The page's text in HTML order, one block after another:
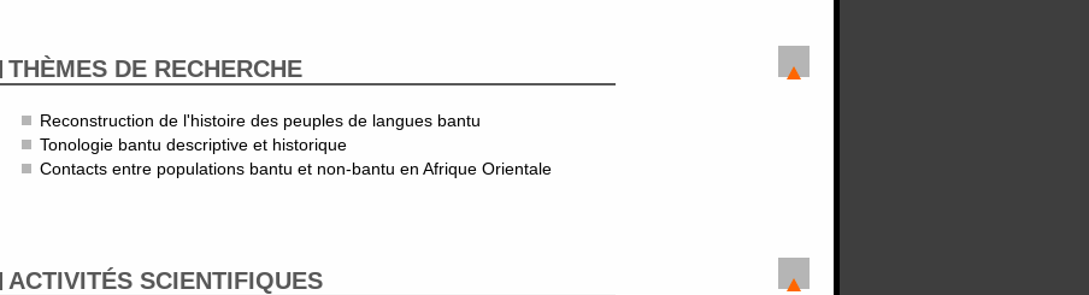
THÈMES DE RECHERCHE
Reconstruction de l'histoire des peuples de langues bantu
Tonologie bantu descriptive et historique
Contacts entre populations bantu et non-bantu en Afrique Orientale
ACTIVITÉS SCIENTIFIQUES